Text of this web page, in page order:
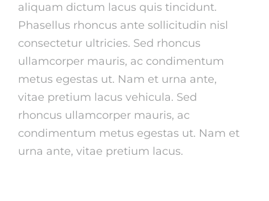
aliquam dictum lacus quis tincidunt.
Phasellus rhoncus ante sollicitudin nisl
consectetur ultricies. Sed rhoncus
ullamcorper mauris, ac condimentum
metus egestas ut. Nam et urna ante,
vitae pretium lacus vehicula. Sed
rhoncus ullamcorper mauris, ac
condimentum metus egestas ut. Nam et
urna ante, vitae pretium lacus.